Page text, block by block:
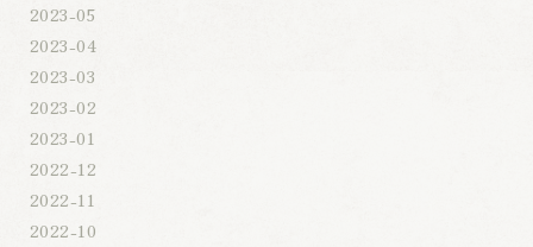
2023-05
2023-04
2023-03
2023-02
2023-01
2022-12
2022-11
2022-10